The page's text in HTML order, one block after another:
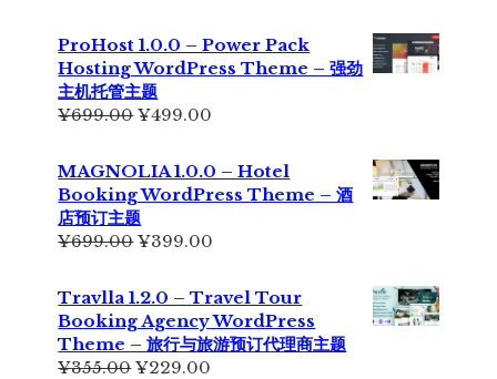
为：
¥299.00。
格
为：
ProHost 1.0.0 – Power Pack
Hosting WordPress Theme – 强劲
主机托管主题
¥699.00原
¥699.00。
¥499.00
格
为：
MAGNOLIA 1.0.0 – Hotel
Booking WordPress Theme – 酒
店预订主题
¥699.00原
¥699.00。
¥399.00
格
为：
¥399.00。
Travlla 1.2.0 – Travel Tour
Booking Agency WordPress
Theme – 旅行与旅游预订代理商主题
¥355.00原
¥229.00